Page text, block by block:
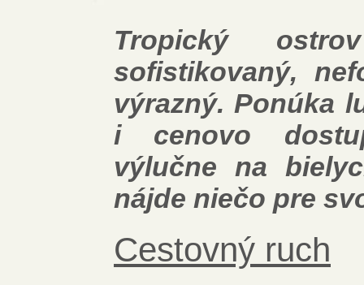
Tropický
sofistikovaný,
výrazný. Ponúka
i cenovo
výlučne na
nájde niečo pre
Cestovný ruch